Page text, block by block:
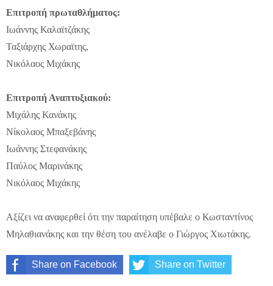
Επιτροπή πρωταθλήματος:
Ιωάννης Καλαϊτζάκης
Ταξιάρχης Χωραϊτης,
Νικόλαος Μιχάκης
Επιτροπή Αναπτυξιακού:
Μιχάλης Κανάκης
Νίκολαος Μπαξεβάνης
Ιωάννης Στεφανάκης
Παύλος Μαρινάκης
Νικόλαος Μιχάκης
Αξίζει να αναφερθεί ότι την παραίτηση υπέβαλε ο Κωσταντίνος
Μηλαθιανάκης και την θέση του ανέλαβε ο Γιώργος Χιωτάκης.
Share on Facebook Share on Twitter